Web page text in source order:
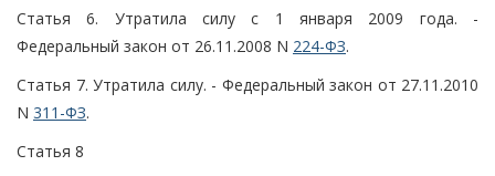
Статья 6. Утратила силу с 1 января 2009 года. -
Федеральный закон от 26.11.2008 N 224-ФЗ.
Статья 7. Утратила силу. - Федеральный закон от 27.11.2010
N 311-ФЗ.
Статья 8